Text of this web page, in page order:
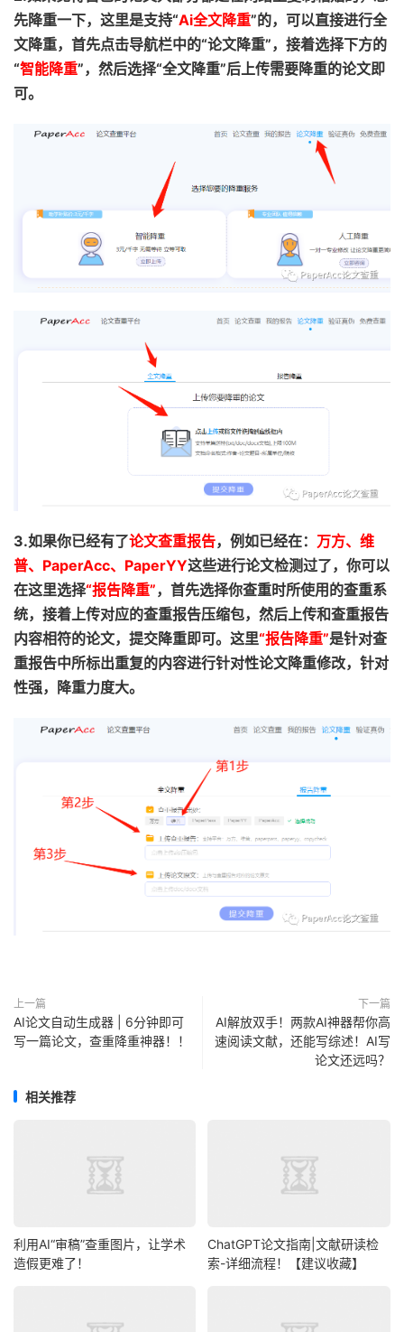
先降重一下，这里是支持“Ai全文降重”的，可以直接进行全
文降重，首先点击导航栏中的“论文降重”，接着选择下方的
“智能降重”，然后选择“全文降重”后上传需要降重的论文即
可。
3.如果你已经有了论文查重报告，例如已经在： 万方、维
普、 PaperAcc、PaperYY这些进行论文检测过了，你可以
在这里选择“报告降重”，首先选择你查重时所使用的查重系
统，接着上传对应的查重报告压缩包，然后上传和查重报告
内容相符的论文，提交降重即可。这里“报告降重”是针对查
重报告中所标出重复的内容进行针对性论文降重修改，针对
性强，降重力度大。
上一篇
AI论文自动生成器 | 6分钟即可
写一篇论文，查重降重神器！！
下一篇
AI解放双手！两款AI神器帮你高
速阅读文献，还能写综述！AI写
论文还远吗？
相关推荐
利用AI“审稿”查重图片，让学术
造假更难了！
ChatGPT论文指南|文献研读检
索-详细流程！【建议收藏】